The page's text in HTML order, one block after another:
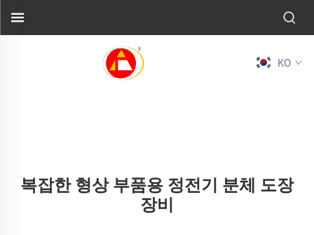
KO
복잡한 형상 부품용 정전기 분체 도장
장비